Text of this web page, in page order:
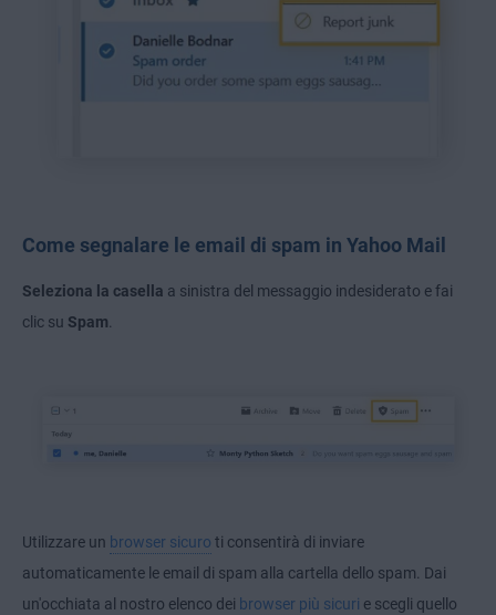
Come segnalare le email di spam in Yahoo Mail
Seleziona la casella a sinistra del messaggio indesiderato e fai
clic su Spam.
Utilizzare un browser sicuro ti consentirà di inviare
automaticamente le email di spam alla cartella dello spam. Dai
un'occhiata al nostro elenco dei browser più sicuri e scegli quello